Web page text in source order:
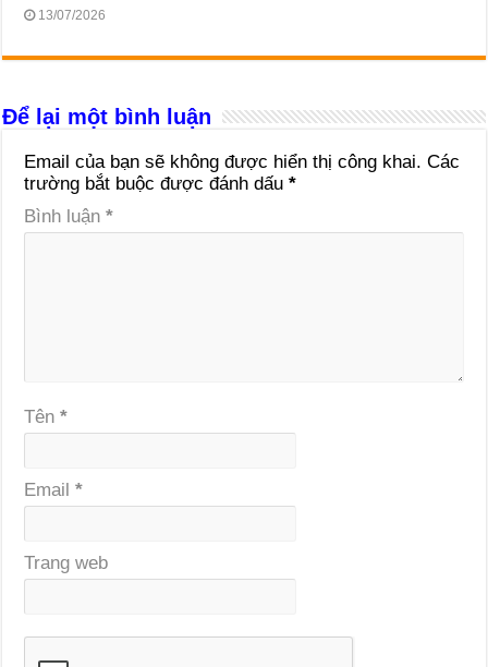
13/07/2026
Để lại một bình luận
Email của bạn sẽ không được hiển thị công khai. Các
trường bắt buộc được đánh dấu*
Bình luận*
Tên*
Email*
Trang web